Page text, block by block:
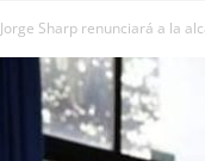
Jorge Sharp renunciará a la